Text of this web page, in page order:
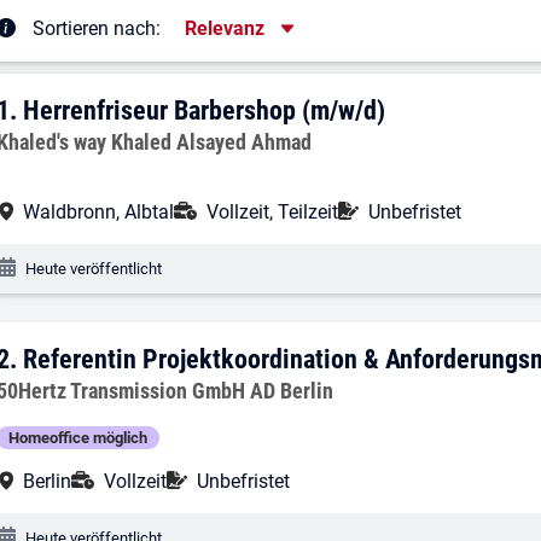
Sortieren nach: Sortierung
Relevanz
Ergebnis: Herrenfriseur Barbershop
Herrenfriseur Barbershop (m/w/d)
way Khaled Alsayed Ahmad
Arbeitsort:
Waldbronn, Albtal Anstellungsart:
Vollzeit, Teilzeit Befristung:
Unbefristet
Veröffentlichungsdatum:
Heute veröffentlicht
Ergebnis: Referentin
Referentin Projektkoordination &
Transmission GmbH AD Berlin
Homeoffice möglich
Arbeitsort:
Berlin Anstellungsart:
Vollzeit Befristung:
Unbefristet
Veröffentlichungsdatum: